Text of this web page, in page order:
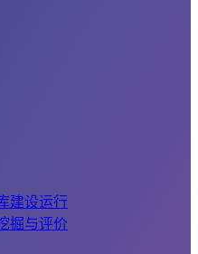
建设运行
掘与评价